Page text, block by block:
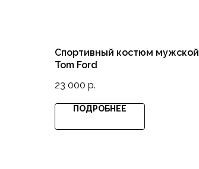
Спортивный костюм мужской
Tom Ford
23 000 р.
ПОДРОБНЕЕ